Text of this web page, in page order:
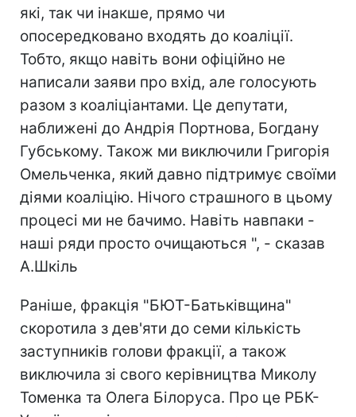
які, так чи інакше, прямо чи
опосередковано входять до коаліції.
Тобто, якщо навіть вони офіційно не
написали заяви про вхід, але голосують
разом з коаліціантами. Це депутати,
наближені до Андрія Портнова, Богдану
Губському. Також ми виключили Григорія
Омельченка, який давно підтримує своїми
діями коаліцію. Нічого страшного в цьому
процесі ми не бачимо. Навіть навпаки -
наші ряди просто очищаються ", - сказав
А.Шкіль
Раніше, фракція "БЮТ-Батьківщина"
скоротила з дев'яти до семи кількість
заступників голови фракції, а також
виключила зі свого керівництва Миколу
Томенка та Олега Білоруса. Про це РБК-